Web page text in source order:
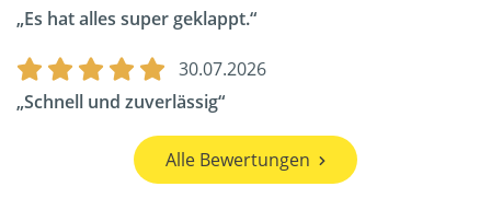
Es hat alles super geklappt.
30.07.2026
Schnell und zuverlässig
Alle Bewertungen